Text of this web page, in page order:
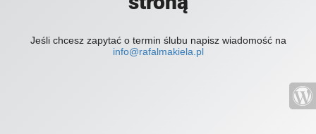
Jeśli chcesz zapytać o termin ślubu napisz wiadomość na
info@rafalmakiela.pl